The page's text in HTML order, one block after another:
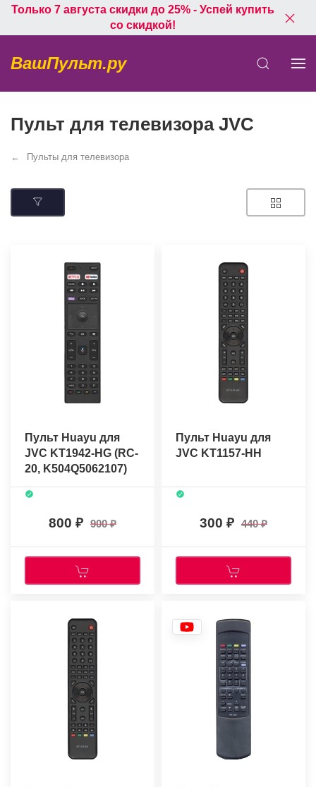
Только 7 августа скидки до 25% - Успей купить
со скидкой!
ВашПульт.ру
Пульт для телевизора JVC
Пульты для телевизора
Пульт Huayu для
JVC KT1942-HG (RC-
20, K504Q5062107)
(голосовое
управление)
(HRM1864 в
коробке)
800 900
Пульт Huayu для
JVC KT1157-HH
300 440